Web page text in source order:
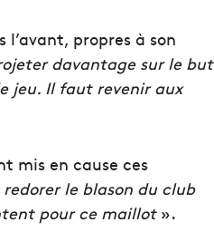
propres à son
davantage sur le but
jeu. Il faut revenir aux
mis en cause ces
le blason du club
pour ce maillot».